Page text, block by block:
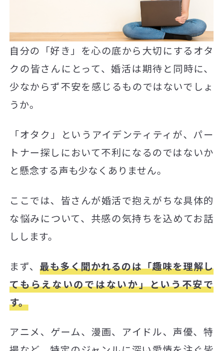
自分の「好き」を心の底から大切にするオタ
クの皆さんにとって、婚活は期待と同時に、
少なからず不安を感じるものではないでしょ
うか。
「オタク」というアイデンティティが、パー
トナー探しにおいて不利になるのではないか
と懸念する声も少なくありません。
ここでは、皆さんが婚活で抱えがちな具体的
な悩みについて、共感の気持ちを込めてお話
しします。
まず、 最も多く聞かれるのは「趣味を理解し
てもらえないのではないか」という不安で
す。
アニメ、ゲーム、漫画、アイドル、声優、特